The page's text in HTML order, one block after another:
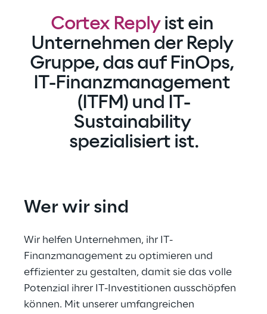
Cortex Reply ist ein
Unternehmen der Reply
Gruppe, das auf FinOps,
IT-Finanzmanagement
(ITFM) und IT-
Sustainability
spezialisiert ist.
Wer wir sind
Wir helfen Unternehmen, ihr IT-
Finanzmanagement zu optimieren und
effizienter zu gestalten, damit sie das volle
Potenzial ihrer IT-Investitionen ausschöpfen
können. Mit unserer umfangreichen